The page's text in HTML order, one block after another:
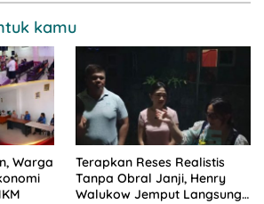
kamu
Warga
Terapkan Reses Realistis
Tanpa Obral Janji, Henry
Walukow Jemput Langsung